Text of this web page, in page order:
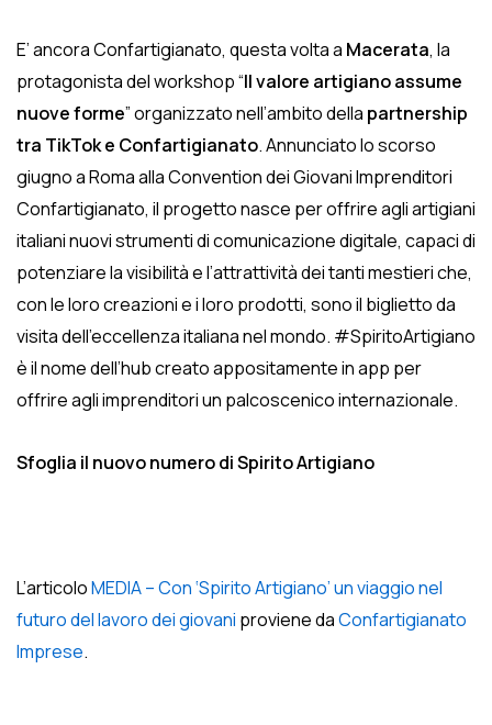
E’ ancora Confartigianato, questa volta a Macerata, la
protagonista del workshop “Il valore artigiano assume
nuove forme” organizzato nell’ambito della partnership
tra TikTok e Confartigianato. Annunciato lo scorso
giugno a Roma alla Convention dei Giovani Imprenditori
Confartigianato, il progetto nasce per offrire agli artigiani
italiani nuovi strumenti di comunicazione digitale, capaci di
potenziare la visibilità e l’attrattività dei tanti mestieri che,
con le loro creazioni e i loro prodotti, sono il biglietto da
visita dell’eccellenza italiana nel mondo. #SpiritoArtigiano
è il nome dell’hub creato appositamente in app per
offrire agli imprenditori un palcoscenico internazionale.
Sfoglia il nuovo numero di Spirito Artigiano
L’articoloMEDIA – Con ‘Spirito Artigiano’ un viaggio nel
futuro del lavoro dei giovani proviene daConfartigianato
Imprese.